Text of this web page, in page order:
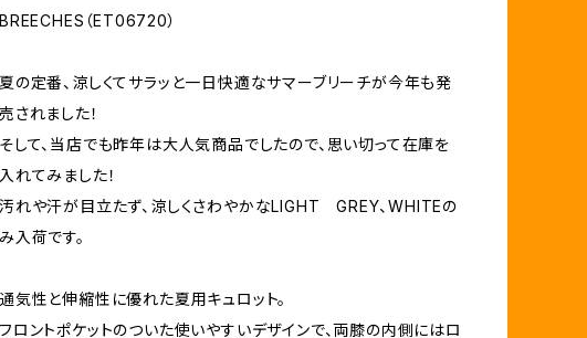
BREECHES（ET06720）
夏の定番、涼しくてサラッと一日快適なサマーブリーチが今年も発
売されました！
そして、当店でも昨年は大人気商品でしたので、思い切って在庫を
入れてみました！
汚れや汗が目立たず、涼しくさわやかなLIGHT GREY、WHITEの
み入荷です。
通気性と伸縮性に優れた夏用キュロット。
フロントポケットのついた使いやすいデザインで、両膝の内側にはロ